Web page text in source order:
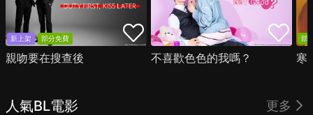
新上架 部分免費
親吻要在搜查後 不喜歡色色的我嗎？
部
寒
人氣BL電影 更多